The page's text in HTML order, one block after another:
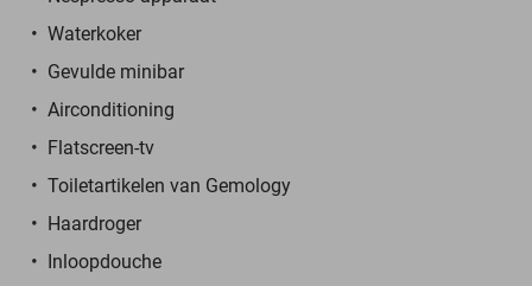
Waterkoker
Gevulde minibar
Airconditioning
Flatscreen-tv
Toiletartikelen van Gemology
Haardroger
Inloopdouche